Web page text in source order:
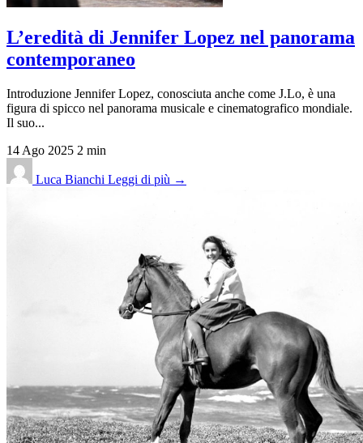
L’eredità di Jennifer Lopez nel panorama
contemporaneo
Introduzione Jennifer Lopez, conosciuta anche come J.Lo, è una
figura di spicco nel panorama musicale e cinematografico mondiale.
Il suo...
14 Ago 2025 2 min
Luca Bianchi Leggi di più →